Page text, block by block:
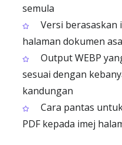
semula
Versi berasaskan
halaman dokumen
Output WEBP
sesuai dengan
kandungan
Cara pantas
PDF kepada imej